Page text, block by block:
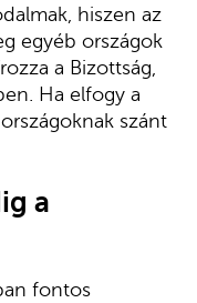
hiszen az
egyéb országok
a Bizottság,
Ha elfogy a
szánt
a
fontos